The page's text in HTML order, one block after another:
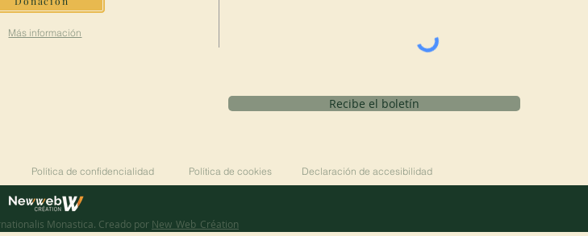
Más información
Recibe el boletín
Política de confidencialidad Política de cookies Declaración de accesibilidad
Monastica. Creado por New_Web_Création